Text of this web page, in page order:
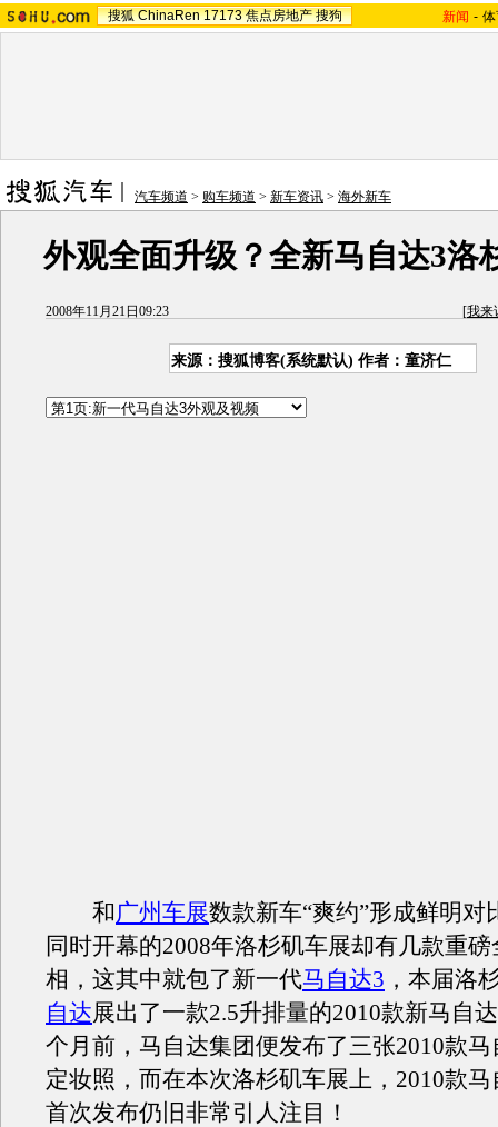
搜狐 ChinaRen 17173 焦点房地产 搜狗 新闻 -
汽车频道 > 购车频道 > 新车资讯 > 海外新车
外观全面升级？全新马自达3洛
2008年11月21日09:23 [我来
来源：搜狐博客(系统默认) 作者：童济仁
和广州车展数款新车“爽约”形成鲜明对
同时开幕的2008年洛杉矶车展却有几款重
相，这其中就包了新一代马自达3 ，本届洛
自达展出了一款2.5升排量的2010款新马自
个月前，马自达集团便发布了三张2010款
定妆照，而在本次洛杉矶车展上，2010款
首次发布仍旧非常引人注目！